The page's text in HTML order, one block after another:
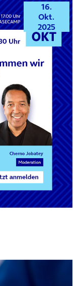
16.
Okt.
2025